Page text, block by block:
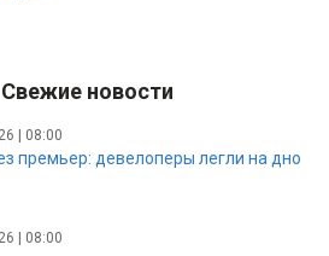
Свежие новости
| 08:00
премьер: девелоперы легли на дно
| 08:00